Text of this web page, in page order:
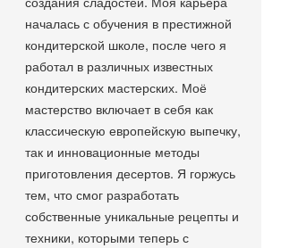
началась с обучения в престижной
кондитерской школе, после чего я
работал в различных известных
кондитерских мастерских. Моё
мастерство включает в себя как
классическую европейскую выпечку,
так и инновационные методы
приготовления десертов. Я горжусь
тем, что смог разработать
собственные уникальные рецепты и
техники, которыми теперь с